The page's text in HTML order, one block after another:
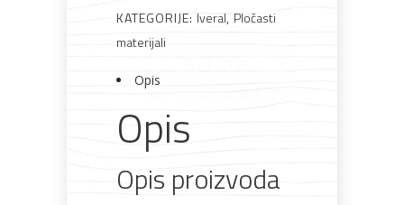
Boje i
lakovi
Građevinski
materijali
KATEGORIJE: Iveral, Pločasti
materijali
Opis
Opis
Opis proizvoda